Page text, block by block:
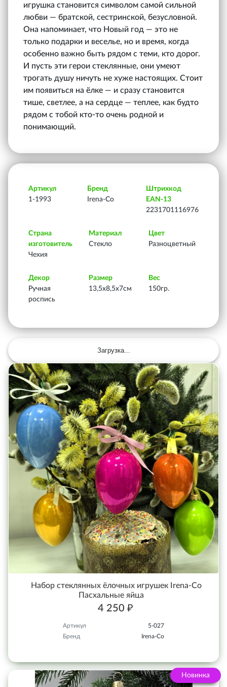
игрушка становится символом самой сильной
любви — братской, сестринской, безусловной.
Она напоминает, что Новый год — это не
только подарки и веселье, но и время, когда
особенно важно быть рядом с теми, кто дорог.
И пусть эти герои стеклянные, они умеют
трогать душу ничуть не хуже настоящих. Стоит
им появиться на ёлке — и сразу становится
тише, светлее, а на сердце — теплее, как будто
рядом с тобой кто-то очень родной и
понимающий.
Артикул
1-1993
Бренд
Irena-Co
Штрихкод
EAN-13
2231701116976
Страна
изготовитель
Чехия
Материал
Стекло
Цвет
Разноцветный
Декор
Ручная
роспись
Размер
13,5х8,5х7см
Вес
150гр.
Загрузка...
Набор стеклянных ёлочных игрушек Irena-Co
Пасхальные яйца
4 250 ₽
Артикул
5-027
Бренд
Irena-Co
Новинка